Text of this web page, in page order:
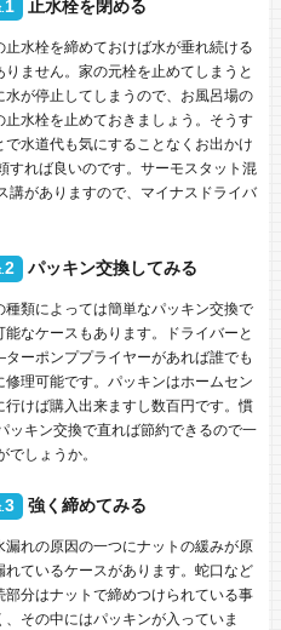
1 止水栓を閉める
止水栓を締めておけば水が垂れ続ける
りません。家の元栓を止めてしまうと
水が停止してしまうので、お風呂場の
止水栓を止めておきましょう。そうす
で水道代も気にすることなくお出かけ
すれば良いのです。サーモスタット混
講がありますので、マイナスドライバ
2 パッキン交換してみる
種類によっては簡単なパッキン交換で
能なケースもあります。ドライバーと
ーポンププライヤーがあれば誰でも
修理可能です。パッキンはホームセン
行けば購入出来ますし数百円です。慣
ッキン交換で直れば節約できるので一
しょうか。
3 強く締めてみる
漏れの原因の一つにナットの緩みが原
れているケースがあります。蛇口など
部分はナットで締めつけられている事
、その中にはパッキンが入っていま